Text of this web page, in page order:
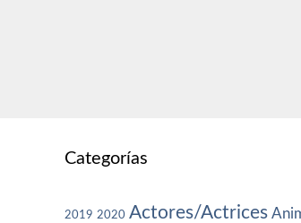
Categorías
2019 2020 Actores/Actrices